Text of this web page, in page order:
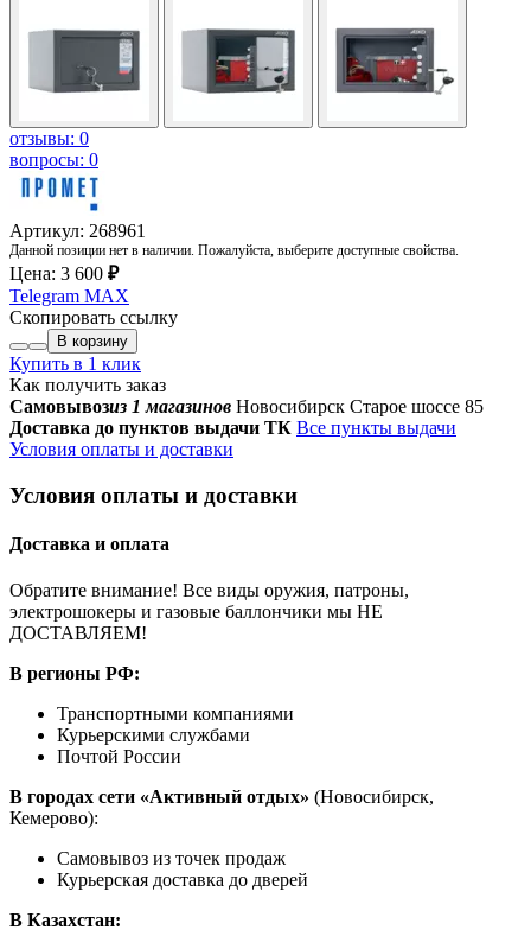
отзывы: 0
вопросы: 0
Артикул: 268961
Данной позиции нет в наличии. Пожалуйста, выберите доступные свойства.
Цена: 3 600 ₽
Telegram MAX
Скопировать ссылку
В корзину
Купить в 1 клик
Как получить заказ
Самовывозиз 1 магазинов Новосибирск Старое шоссе 85
Доставка до пунктов выдачи ТК Все пункты выдачи
Условия оплаты и доставки
Условия оплаты и доставки
Доставка и оплата
Обратите внимание! Все виды оружия, патроны,
электрошокеры и газовые баллончики мы НЕ
ДОСТАВЛЯЕМ!
В регионы РФ:
Транспортными компаниями
Курьерскими службами
Почтой России
В городах сети «Активный отдых» (Новосибирск,
Кемерово):
Самовывоз из точек продаж
Курьерская доставка до дверей
В Казахстан: